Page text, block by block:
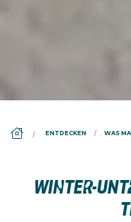
ENTDECKEN WAS
WINTER-